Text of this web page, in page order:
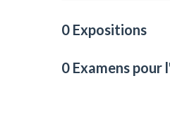
0 Expositions
0 Examens